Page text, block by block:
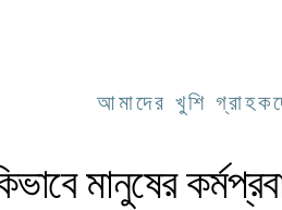
আমাদের খুশি
মানুষের